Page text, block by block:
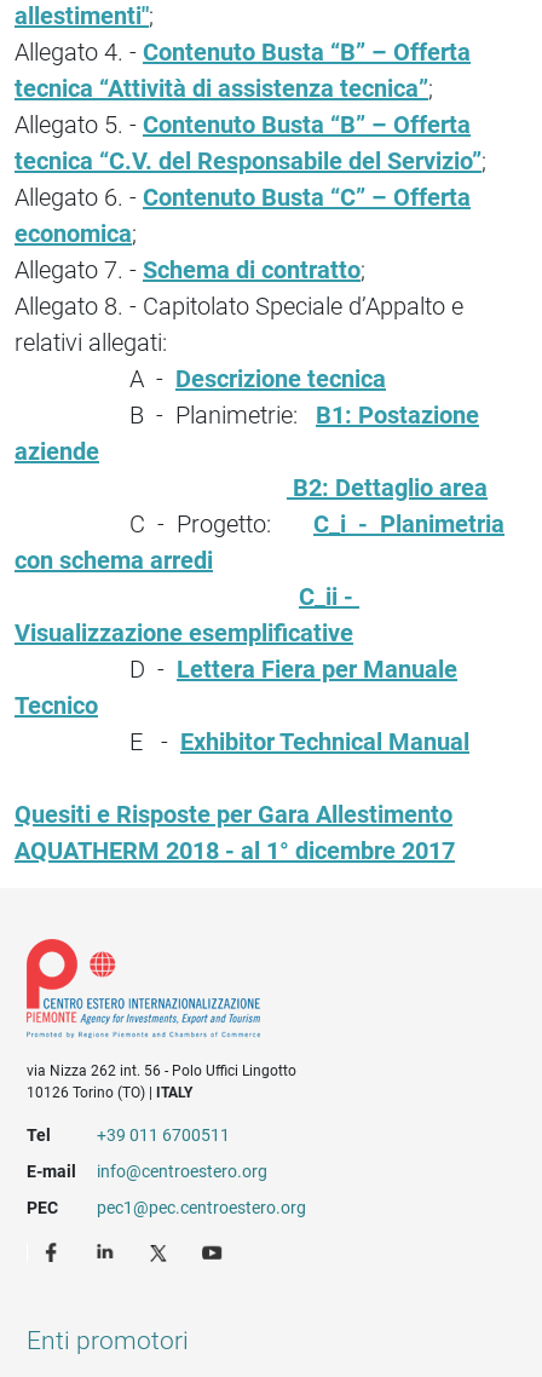
allestimenti";
Allegato 4. - Contenuto Busta “B” – Offerta
tecnica “Attività di assistenza tecnica”;
Allegato 5. - Contenuto Busta “B” – Offerta
tecnica “C.V. del Responsabile del Servizio”;
Allegato 6. - Contenuto Busta “C” – Offerta
economica;
Allegato 7. - Schema di contratto;
Allegato 8. - Capitolato Speciale d’Appalto e
relativi allegati:
A - Descrizione tecnica
B - Planimetrie: B1: Postazione
aziende
B2: Dettaglio area
C - Progetto: C_i - Planimetria
con schema arredi
C_ii -
Visualizzazione esemplificative
D - Lettera Fiera per Manuale
Tecnico
E - Exhibitor Technical Manual
Quesiti e Risposte per Gara Allestimento
AQUATHERM 2018 - al 1° dicembre 2017
via Nizza 262 int. 56 - Polo Uffici Lingotto
10126 Torino (TO) |
ITALY
Tel
+39 011 6700511
E-mail
info@centroestero.org
PEC
pec1@pec.centroestero.org
Enti promotori